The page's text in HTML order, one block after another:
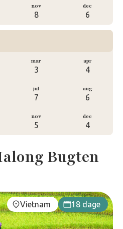
nov
8
dec
6
mar
3
apr
4
jul
7
aug
6
nov
5
dec
4
Bugten
Vietnam 18 dage